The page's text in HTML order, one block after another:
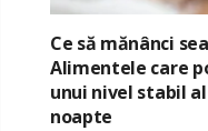
Ce să mănânci
Alimentele care
unui nivel stabil
noapte